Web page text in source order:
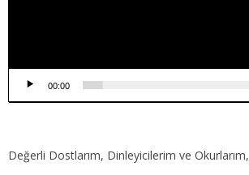
00:00
Değerli Dostlarım, Dinleyicilerim ve Okurlarım,